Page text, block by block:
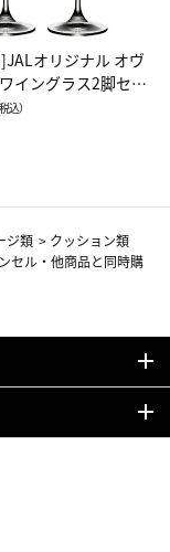
オリジナル オヴ
イングラス2脚セッ
ワイン）
税込）
ジ類 > クッション類
セル・他商品と同時購